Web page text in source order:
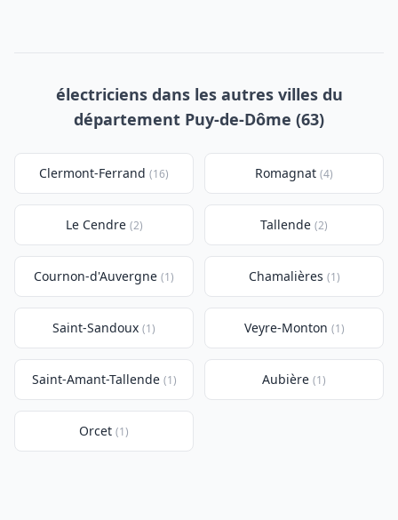
électriciens dans les autres villes du
département Puy-de-Dôme (63)
Clermont-Ferrand (16) Romagnat (4)
Le Cendre (2) Tallende (2)
Cournon-d'Auvergne (1) Chamalières (1)
Saint-Sandoux (1) Veyre-Monton (1)
Saint-Amant-Tallende (1) Aubière (1)
Orcet (1)